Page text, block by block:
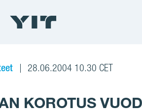
28.06.2004 10.30 CET
KOROTUS